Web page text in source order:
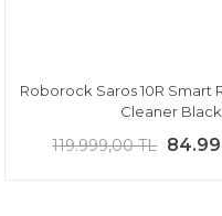
Roborock Saros 10R Smart
Cleaner Black
119.999,00 TL